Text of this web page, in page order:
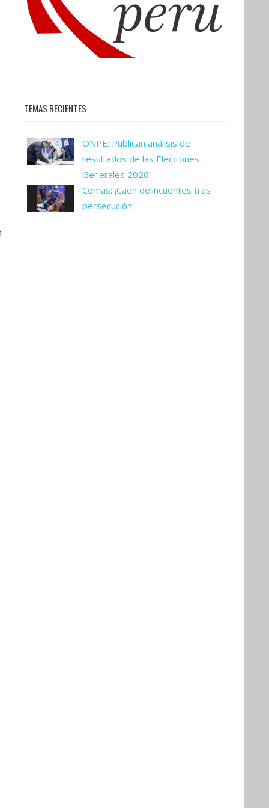
TEMAS RECIENTES
ONPE: Publican análisis de
resultados de las Elecciones
Generales 2026.
Comas: ¡Caen delincuentes tras
persecución!